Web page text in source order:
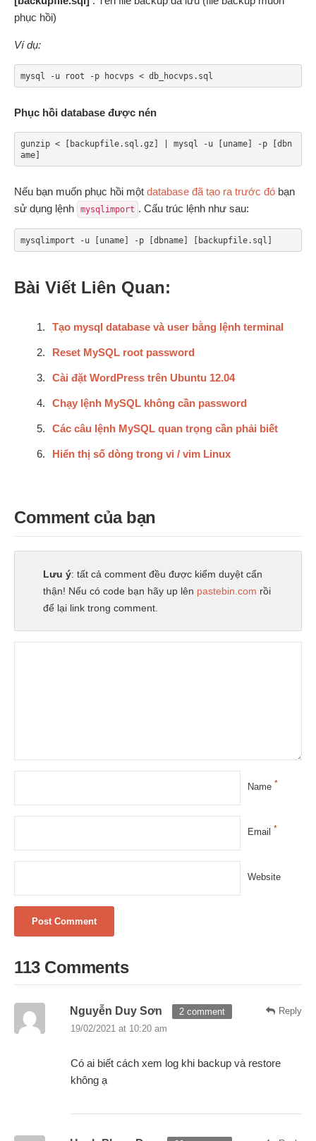
phục hồi)
Ví dụ:
mysql -u root -p hocvps < db_hocvps.sql
Phục hồi database được nén
gunzip < [backupfile.sql.gz] | mysql -u [uname] -p [dbn
ame]
Nếu bạn muốn phục hồi một database đã tạo ra trước đó bạn
sử dụng lệnh
mysqlimport . Cấu trúc lệnh như sau:
mysqlimport -u [uname] -p [dbname] [backupfile.sql]
Bài Viết Liên Quan:
Tạo mysql database và user bằng lệnh terminal
Reset MySQL root password
Cài đặt WordPress trên Ubuntu 12.04
Chạy lệnh MySQL không cần password
Các câu lệnh MySQL quan trọng cần phải biết
Hiển thị số dòng trong vi / vim Linux
Comment của bạn
Lưu ý: tất cả comment đều được kiểm duyệt cẩn
thận! Nếu có code bạn hãy up lên pastebin.com rồi
để lại link trong comment.
Name *
Email *
Website
113 Comments
Reply
Nguyễn Duy Sơn
2 comment
19/02/2021 at 10:20 am
Có ai biết cách xem log khi backup và restore
không ạ